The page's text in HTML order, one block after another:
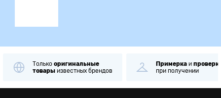
Примеркаипроверка
при получении
Самовывоз
через1 минуту